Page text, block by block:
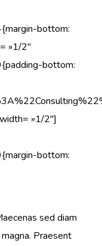
bottom:
»1/2″
bottom:
»1/2″]
bottom:
sed diam
Praesent